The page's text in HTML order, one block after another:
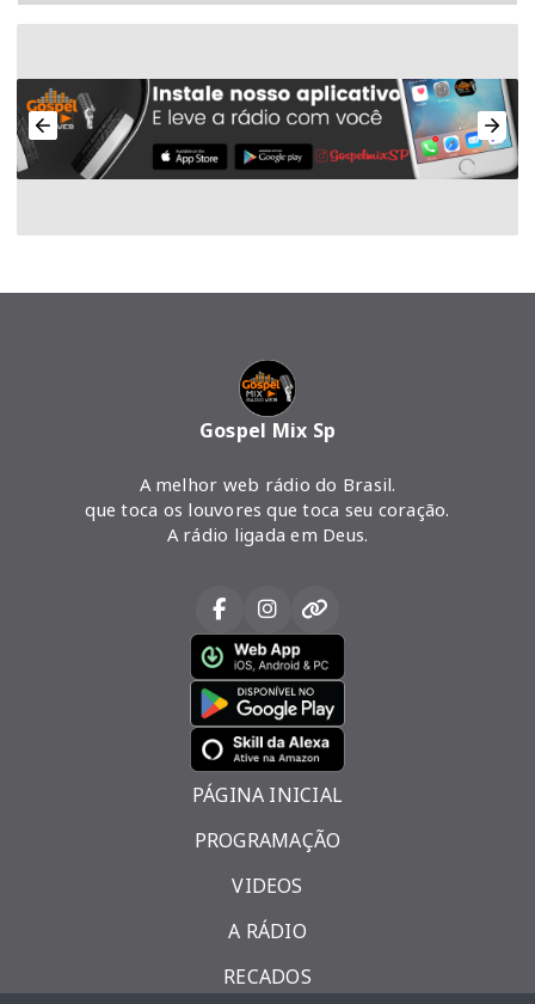
Gospel Mix Sp
A melhor web rádio do Brasil.
que toca os louvores que toca seu coração.
A rádio ligada em Deus.
PÁGINA INICIAL
PROGRAMAÇÃO
VIDEOS
A RÁDIO
RECADOS